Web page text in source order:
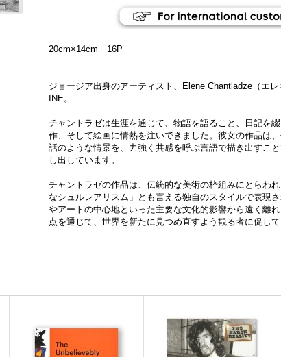
20cm×14cm 16P
ジョージア出身のアーティスト、Elene Chantladze（エ
INE。
チャントラゼは生涯を通じて、物語を語ること、日記を
作、そして絵画に情熱を注いできました。彼女の作品は
話のような情景を、力強く共感を呼ぶ言語で描き出すこ
し出しています。
チャントラゼの作品は、伝統的な美術の枠組みにとらわ
なシュルレアリスム」とも言える独自のスタイルで表現
やアートの中心地といった主要な文化的影響から遠く離
点を通じて、世界を新たに見つめ直すよう観る者に促して